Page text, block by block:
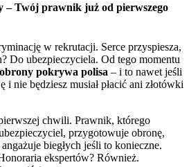
– Twój prawnik już od pierwszego
w rekrutacji. Serce przyspiesza,
Do ubezpieczyciela. Od tego momentu
pokrywa polisa – i to nawet jeśli
i nie będziesz musiał płacić ani złotówki
chwili. Prawnik, którego
przygotowuje obronę,
biegłych jeśli to konieczne.
ekspertów? Również.